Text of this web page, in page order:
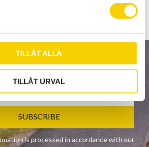
TILLÅT ALLA
TILLÅT URVAL
NEWSLETTER
SUBSCRIBE
is processed in accordance with our